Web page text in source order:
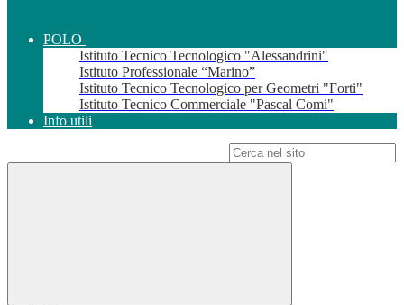
POLO
Istituto Tecnico Tecnologico "Alessandrini"
Istituto Professionale “Marino”
Istituto Tecnico Tecnologico per Geometri "Forti"
Istituto Tecnico Commerciale "Pascal Comi"
Info utili